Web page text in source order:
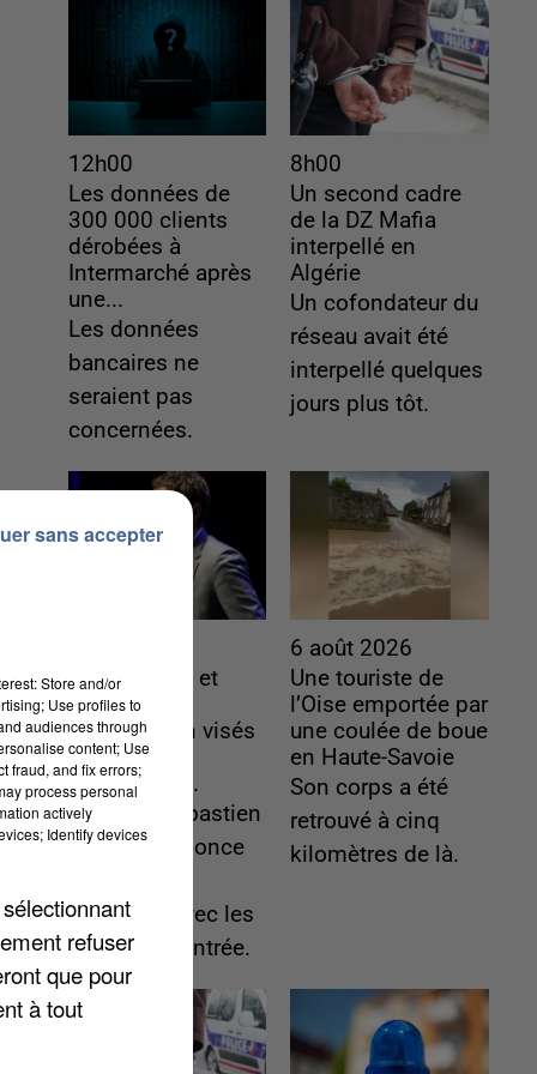
12h00
Les données de
300 000 clients
dérobées à
Intermarché après
une...
Les données
bancaires ne
seraient pas
concernées.
8h00
Un second cadre
de la DZ Mafia
interpellé en
Algérie
Un cofondateur du
réseau avait été
interpellé quelques
jours plus tôt.
Gabriel Attal et
Raphaël
Glucksmann visés
par des
ingérences...
Sollicité, Sébastien
Lecornu annonce
commun" avec les
partis à la rentrée.
6 août 2026
Une touriste de
l’Oise emportée par
une coulée de boue
en Haute-Savoie
Son corps a été
retrouvé à cinq
kilomètres de là.
Store and/or
Use profiles to
audiences through
content; Use
fraud, and fix errors;
process personal
actively
Identify devices
refuser
que pour
à tout
sans accepter